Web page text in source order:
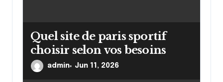
Quel site de paris sportif
choisir selon vos besoins
admin Jun 11, 2026